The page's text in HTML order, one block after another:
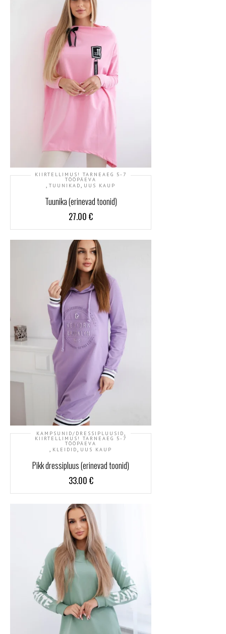
KIIRTELLIMUS! TARNEAEG 5-7
TÖÖPÄEVA
, TUUNIKAD, UUS KAUP
Tuunika (erinevad toonid)
27.00 €
KAMPSUNID/DRESSIPLUUSID,
KIIRTELLIMUS! TARNEAEG 5-7
TÖÖPÄEVA
, KLEIDID, UUS KAUP
Pikk dressipluus (erinevad toonid)
33.00 €